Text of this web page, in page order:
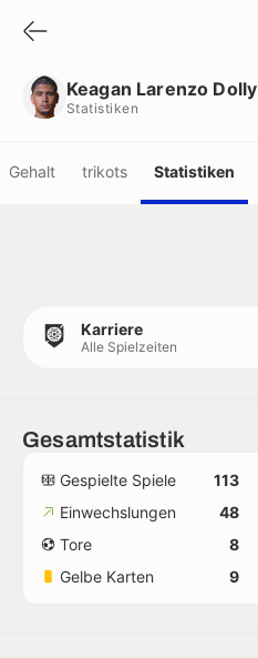
Keagan Larenzo Dolly
Statistiken
Gehalt trikots Statistiken
Karriere
Alle Spielzeiten
Gesamtstatistik
Gespielte Spiele 113
Einwechslungen
48
Tore
8
Gelbe Karten
9